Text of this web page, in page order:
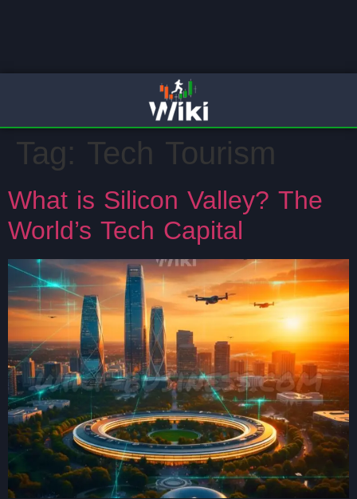
Tag: Tech Tourism
What is Silicon Valley? The
World’s Tech Capital